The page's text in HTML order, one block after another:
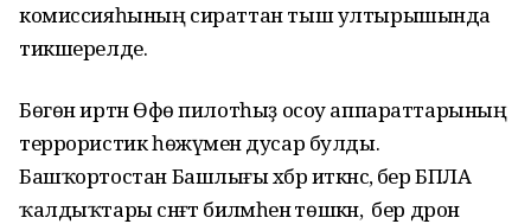
комиссияһының сираттан тыш ултырышында
тикшерелде.
Бөгөн иртән Өфө пилотһыҙ осоу аппараттарының
террористик һөжүменә дусар булды.
Башҡортостан Башлығы хәбәр иткәнсә, бер БПЛА
ҡалдыҡтары сәнәғәт биләмәһенә төшкән, ә бер дрон